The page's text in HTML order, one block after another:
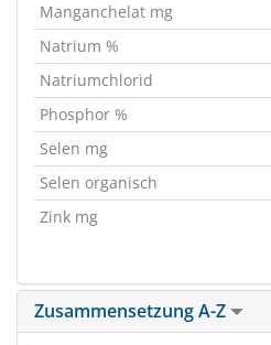
Manganchelat mg
Natrium %
Natriumchlorid
Phosphor %
Selen mg
Selen organisch
Zink mg
Zusammensetzung A-Z